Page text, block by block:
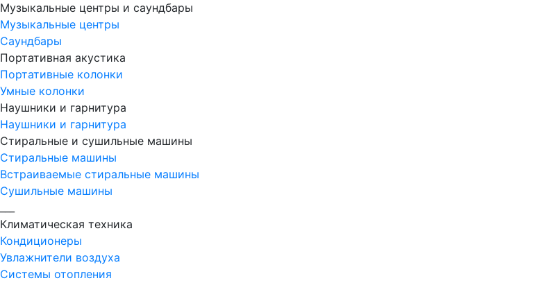
Музыкальные центры и саундбары
Музыкальные центры
Саундбары
Портативная акустика
Портативные колонки
Умные колонки
Наушники и гарнитура
Наушники и гарнитура
Стиральные и сушильные машины
Стиральные машины
Встраиваемые стиральные машины
Сушильные машины
Климатическая техника
Кондиционеры
Увлажнители воздуха
Системы отопления